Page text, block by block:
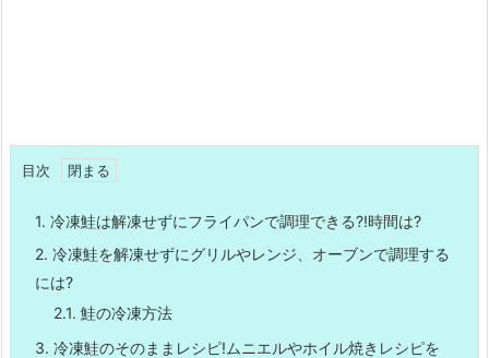
目次
1. 冷凍鮭は解凍せずにフライパンで調理できる?!時間は?
2. 冷凍鮭を解凍せずにグリルやレンジ、オーブンで調理する
には?
2.1. 鮭の冷凍方法
3. 冷凍鮭のそのままレシピ!ムニエルやホイル焼きレシピを